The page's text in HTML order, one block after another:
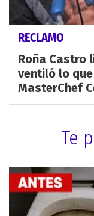
RECLAMO
Roña Castro
ventiló lo
MasterChef
Te